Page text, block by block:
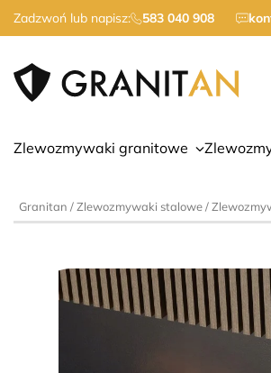
Zadzwoń lub napisz: 583 040 908
Zlewozmywaki granitowe
Granitan /Zlewozmywaki stalowe/